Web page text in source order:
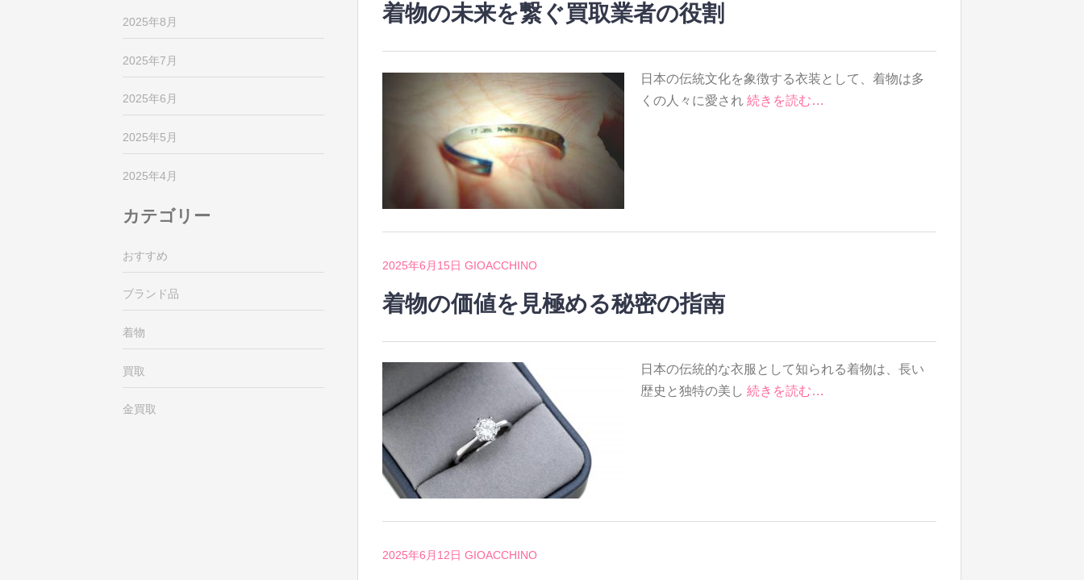
着物の未来を繋ぐ買取業者の役割
日本の伝統文化を象徴する衣装として、着物は多
くの人々に愛され続きを読む…
2025年6月15日 GIOACCHINO
着物の価値を見極める秘密の指南
日本の伝統的な衣服として知られる着物は、長い
歴史と独特の美し続きを読む…
2025年6月12日 GIOACCHINO
2025年8月
2025年7月
2025年6月
2025年5月
2025年4月
カテゴリー
おすすめ
ブランド品
着物
買取
金買取